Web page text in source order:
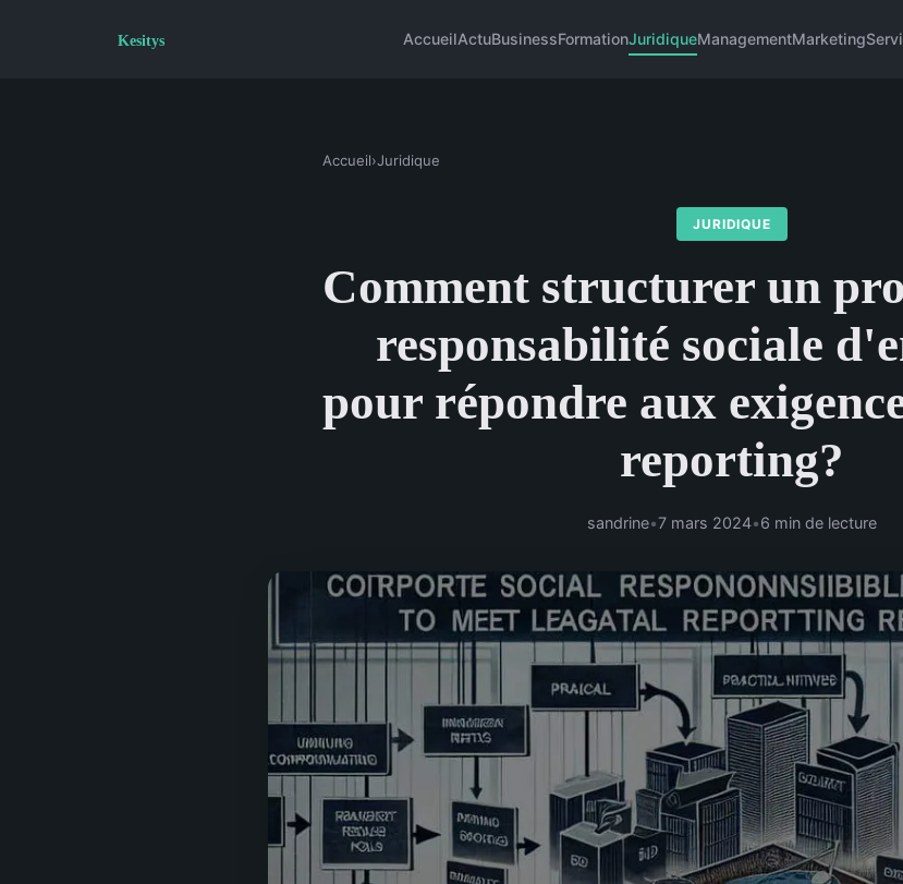
AccueilActuBusinessFormationJuridiqueManagementMarketing
Accueil›Juridique
JURIDIQUE
Comment structurer un
responsabilité sociale
pour répondre aux
reporting?
sandrine•7 mars 2024•6 min de lecture